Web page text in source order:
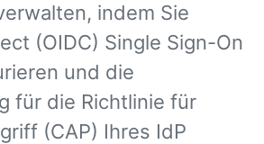
indem Sie
(OIDC) Single Sign-On
und die
für die Richtlinie für
(CAP) Ihres IdP